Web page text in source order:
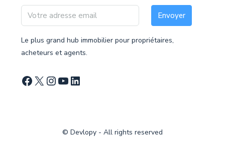
Envoyer
Le plus grand hub immobilier pour propriétaires,
acheteurs et agents.
© Devlopy - All rights reserved